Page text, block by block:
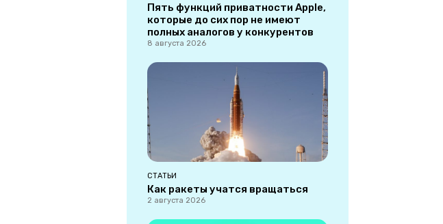
Пять функций приватности Apple,
которые до сих пор не имеют
полных аналогов у конкурентов
8 августа 2026
СТАТЬИ
Как ракеты учатся вращаться
2 августа 2026